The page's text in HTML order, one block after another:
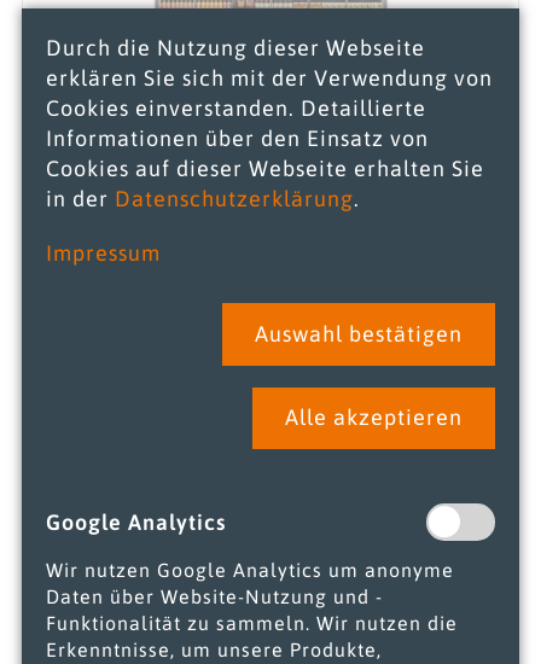
Alpen
Durch die Nutzung dieser Webseite
erklären Sie sich mit der Verwendung von
Cookies einverstanden. Detaillierte
Informationen über den Einsatz von
Cookies auf dieser Webseite erhalten Sie
in der Datenschutzerklärung.
Impressum
Auswahl bestätigen
Alle akzeptieren
Google Analytics
Wir nutzen Google Analytics um anonyme
Daten über Website-Nutzung und -
Funktionalität zu sammeln. Wir nutzen die
Erkenntnisse, um unsere Produkte,